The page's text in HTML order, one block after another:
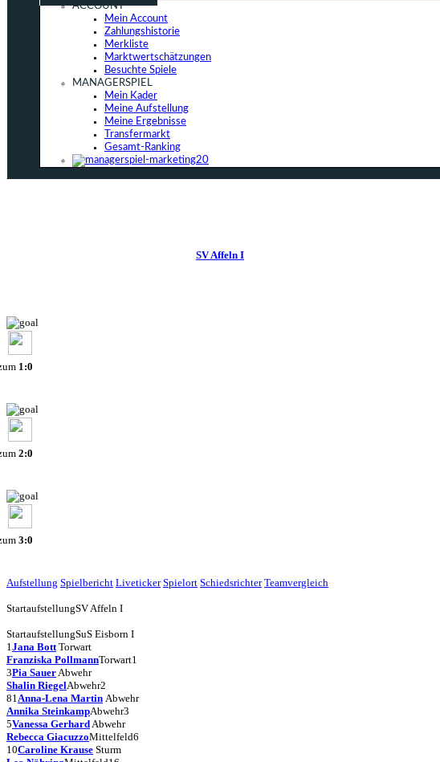
ACCOUNT
Mein Account
Zahlungshistorie
Merkliste
Marktwertschätzungen
Besuchte Spiele
MANAGERSPIEL
Mein Kader
Meine Aufstellung
Meine Ergebnisse
Transfermarkt
Gesamt-Ranking
SV Affeln I
1:0
2:0
3:0
Aufstellung Spielbericht Liveticker Spielort Schiedsrichter Teamvergleich
StartaufstellungSV Affeln I
StartaufstellungSuS Eisborn I
1Jana Bott Torwart
Franziska PollmannTorwart1
3Pia SauerAbwehr
Shalin RiegelAbwehr2
81Anna-Lena Martin Abwehr
Annika SteinkampAbwehr3
5Vanessa GerhardAbwehr
Rebecca GiacuzzoMittelfeld6
10Caroline Krause Sturm